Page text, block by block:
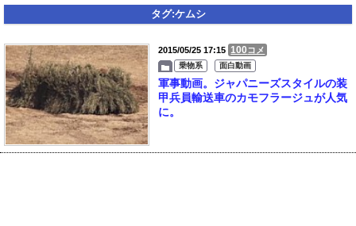
タグ:ケムシ
2015/05/25 17:15 100 コメ
乗物系 面白動画
軍事動画。ジャパニーズスタイルの装
甲兵員輸送車のカモフラージュが人気
に。